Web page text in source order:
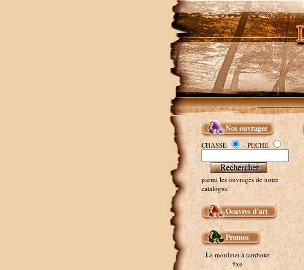
Nos ouvrages
CHASSE - PECHE
parmi les ouvrages de notre
catalogue.
Oeuvres d'art
Promos
Le moulinet à tambour
fixe